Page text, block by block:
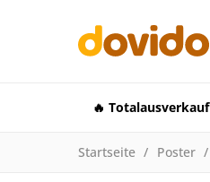
🔥 Totalausverkauf
Startseite Poster